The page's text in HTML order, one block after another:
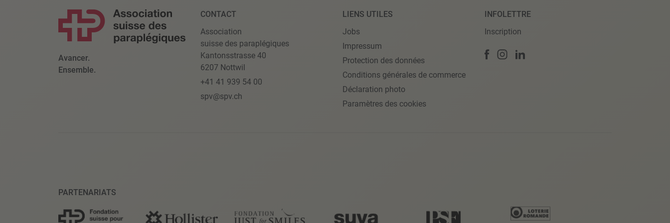
Avancer.
Ensemble.
CONTACT
Association
suisse des paraplégiques
Kantonsstrasse 40
6207 Nottwil
+41 41 939 54 00
spv@spv.ch
LIENS UTILES
Jobs
Impressum
Protection des données
Conditions générales de commerce
Déclaration photo
Paramètres des cookies
INFOLETTRE
Inscription
PARTENARIATS